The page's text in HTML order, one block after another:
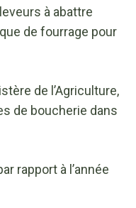
à abattre
de fourrage pour
de l’Agriculture,
de boucherie dans
rapport à l’année